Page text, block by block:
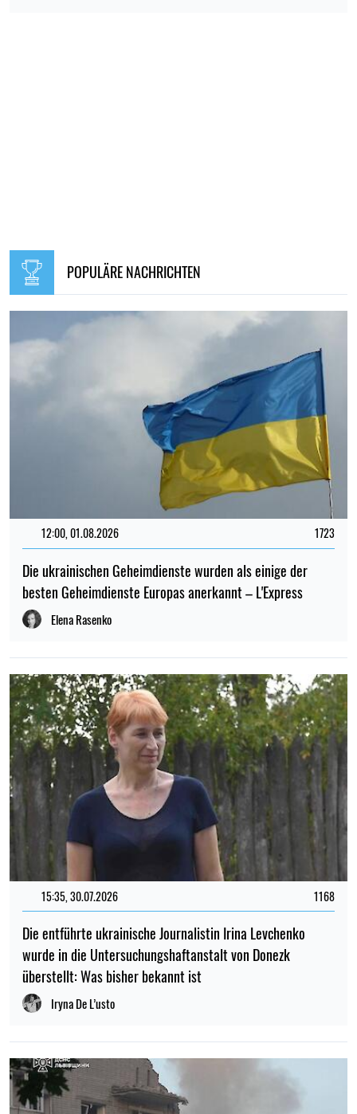
POPULÄRE NACHRICHTEN
12:00, 01.08.2026 1723
Die ukrainischen Geheimdienste wurden als einige der
besten Geheimdienste Europas anerkannt – L'Express
Elena Rasenko
15:35, 30.07.2026 1168
Die entführte ukrainische Journalistin Irina Levchenko
wurde in die Untersuchungshaftanstalt von Donezk
überstellt: Was bisher bekannt ist
Iryna De L’usto